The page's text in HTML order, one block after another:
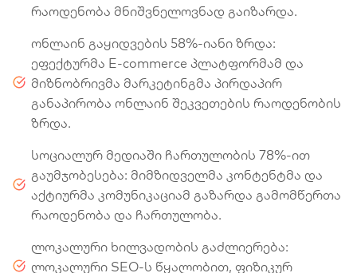
რაოდენობა მნიშვნელოვნად გაიზარდა.
ონლაინ გაყიდვების 58%-იანი ზრდა:
ეფექტურმა E-commerce პლატფორმამ და
მიზნობრივმა მარკეტინგმა პირდაპირ
განაპირობა ონლაინ შეკვეთების რაოდენობის
ზრდა.
სოციალურ მედიაში ჩართულობის 78%-ით
გაუმჯობესება: მიმზიდველმა კონტენტმა და
აქტიურმა კომუნიკაციამ გაზარდა გამომწერთა
რაოდენობა და ჩართულობა.
ლოკალური ხილვადობის გაძლიერება:
ლოკალური SEO-ს წყალობით, ფიზიკურ